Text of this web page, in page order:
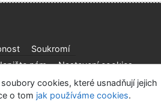
Soukromí
nám Nastavení cookies
Hradec Králové
cookies, které usnadňují jejich
o tom jak používáme cookies.